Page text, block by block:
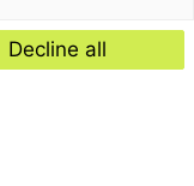
Decline all